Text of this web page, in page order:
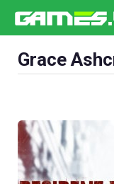
GELEŽIS
VIDEO
Grace